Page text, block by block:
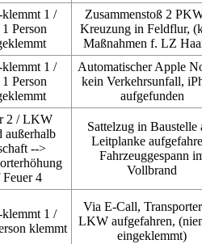
1 /
Person
Zusammenstoß 2
Kreuzung in Feldflur,
Maßnahmen f. LZ
1 /
Person
Automatischer Apple
kein Verkehrsunfall,
aufgefunden
2 / LKW
außerhalb
-->
Feuer 4
Sattelzug in Baustelle
Leitplanke
Fahrzeuggespann
Vollbrand
1 /
klemmt
Via E-Call,
LKW aufgefahren,
eingeklemmt)